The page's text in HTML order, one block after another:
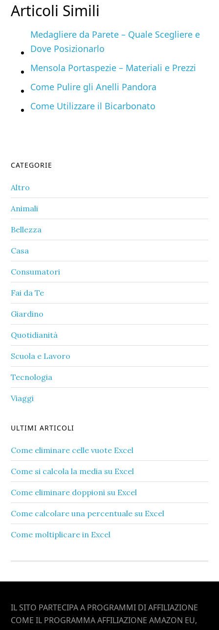
Articoli Simili
Medagliere da Parete – Quale Scegliere e
Dove Posizionarlo
Mensola Portaspezie – Materiali e Prezzi
Come Pulire gli Anelli Pandora
Come Utilizzare il Bicarbonato
Primary
Sidebar
CATEGORIE
Altro
Animali
Bellezza
Casa
Consumatori
Fai da Te
Giardino
Quotidianità
Scuola e Lavoro
Tecnologia
Viaggi
ULTIMI ARTICOLI
Come eliminare celle vuote Excel​
Come si calcola la media su Excel​
Come eliminare doppioni su Excel​
Come calcolare una percentuale su Excel​
Come moltiplicare in Excel​
Footer
IL SITO PARTECIPA A PROGRAMMI DI AFFILIAZIONE
COME IL PROGRAMMA AFFILIAZIONE AMAZON EU,